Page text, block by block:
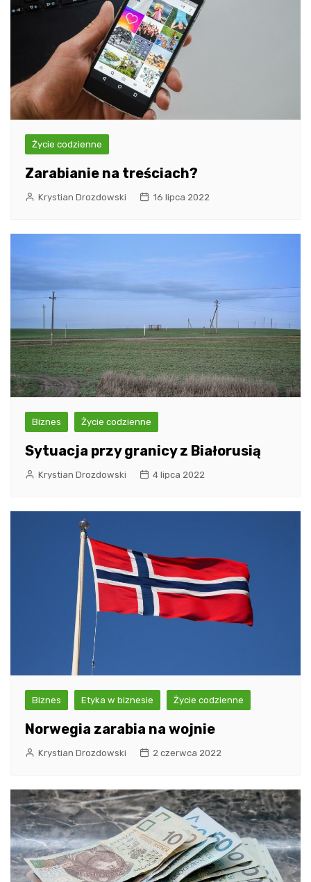
Życie codzienne
Zarabianie na treściach?
Krystian Drozdowski 16 lipca 2022
Biznes Życie codzienne
Sytuacja przy granicy z Białorusią
Krystian Drozdowski 4 lipca 2022
Biznes Etyka w biznesie Życie codzienne
Norwegia zarabia na wojnie
Krystian Drozdowski 2 czerwca 2022